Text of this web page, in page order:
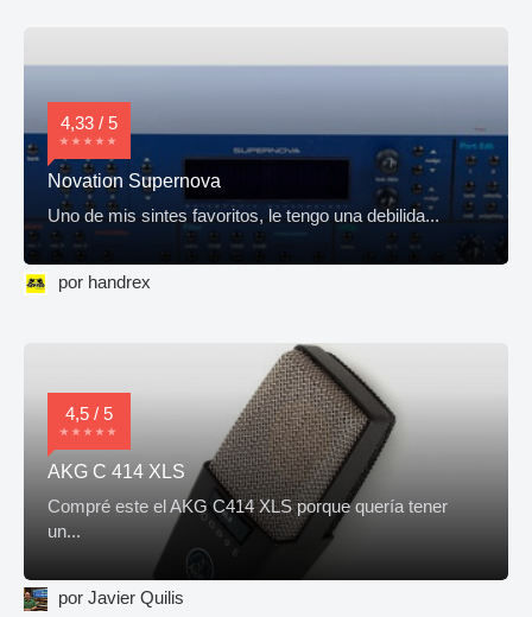
4,33 / 5
Novation Supernova
Uno de mis sintes favoritos, le tengo una debilida...
por handrex
4,5 / 5
AKG C 414 XLS
Compré este el AKG C414 XLS porque quería tener
un...
por Javier Quilis